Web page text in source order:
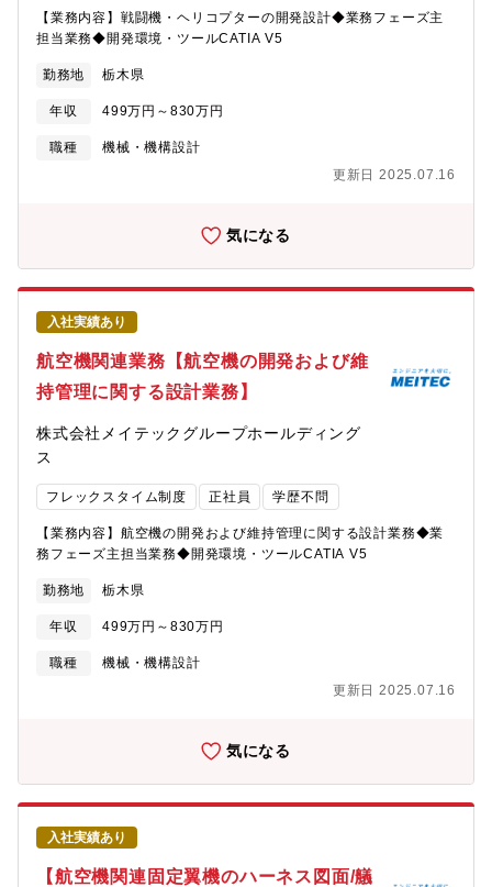
【業務内容】戦闘機・ヘリコプターの開発設計◆業務フェーズ主
担当業務◆開発環境・ツールCATIA V5
勤務地 栃木県
年収 499万円～830万円
職種
機械・機構設計
更新日 2025.07.16
気になる
入社実績あり
航空機関連業務【航空機の開発および維
持管理に関する設計業務】
株式会社メイテックグループホールディング
ス
フレックスタイム制度 正社員 学歴不問
【業務内容】航空機の開発および維持管理に関する設計業務◆業
務フェーズ主担当業務◆開発環境・ツールCATIA V5
勤務地 栃木県
年収 499万円～830万円
職種
機械・機構設計
更新日 2025.07.16
気になる
入社実績あり
【航空機関連固定翼機のハーネス図面/艤